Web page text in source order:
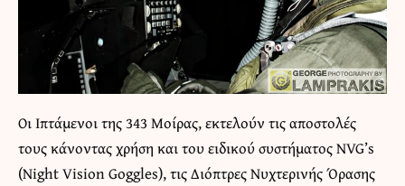
Οι Ιπτάμενοι της 343 Μοίρας, εκτελούν τις αποστολές
τους κάνοντας χρήση και του ειδικού συστήματος ΝVG’s
(Night Vision Goggles), τις Διόπτρες Νυχτερινής Όρασης